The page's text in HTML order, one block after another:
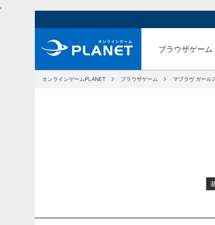
,
ブラウザゲーム
オンラインゲームPLANET ブラウザゲーム マブラヴ ガール